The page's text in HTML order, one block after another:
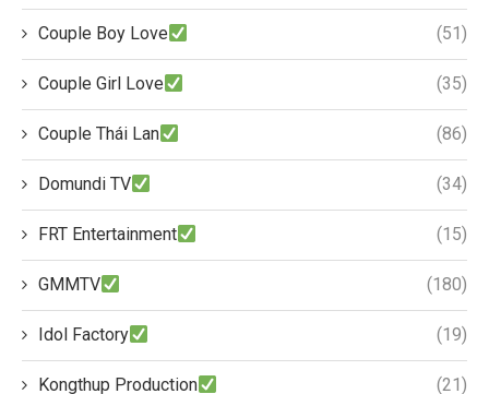
Couple Boy Love (51)
Couple Girl Love (35)
Couple Thái Lan (86)
Domundi TV (34)
FRT Entertainment (15)
GMMTV (180)
Idol Factory (19)
Kongthup Production (21)